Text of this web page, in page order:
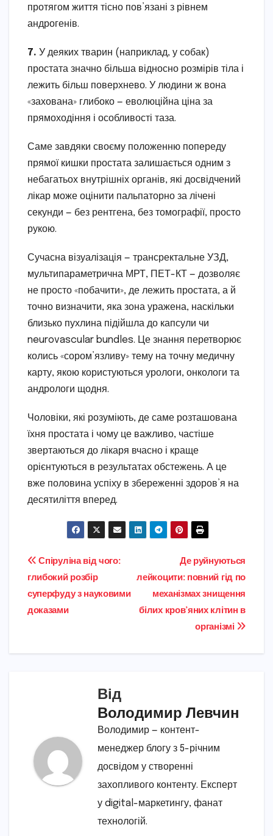
протягом життя тісно пов’язані з рівнем
андрогенів.
7. У деяких тварин (наприклад, у собак)
простата значно більша відносно розмірів тіла і
лежить більш поверхнево. У людини ж вона
«захована» глибоко — еволюційна ціна за
прямоходіння і особливості таза.
Саме завдяки своєму положенню попереду
прямої кишки простата залишається одним з
небагатьох внутрішніх органів, які досвідчений
лікар може оцінити пальпаторно за лічені
секунди — без рентгена, без томографії, просто
рукою.
Сучасна візуалізація — трансректальне УЗД,
мультипараметрична МРТ, ПЕТ-КТ — дозволяє
не просто «побачити», де лежить простата, а й
точно визначити, яка зона уражена, наскільки
близько пухлина підійшла до капсули чи
neurovascular bundles. Це знання перетворює
колись «сором’язливу» тему на точну медичну
карту, якою користуються урологи, онкологи та
андрологи щодня.
Чоловіки, які розуміють, де саме розташована
їхня простата і чому це важливо, частіше
звертаються до лікаря вчасно і краще
орієнтуються в результатах обстежень. А це
вже половина успіху в збереженні здоров’я на
десятиліття вперед.
Навігація
записів
Де руйнуються
лейкоцити: повний гід по
механізмах знищення
білих кров’яних клітин в
організмі
Спіруліна від чого:
глибокий розбір
суперфуду з науковими
доказами
Від
Володимир Левчин
Володимир — контент-
менеджер блогу з 5-річним
досвідом у створенні
захопливого контенту. Експерт
у digital-маркетингу, фанат
технологій.